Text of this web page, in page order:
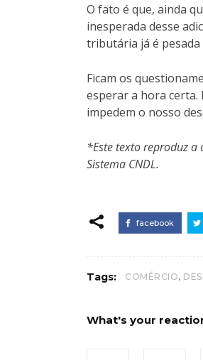
O fato é que, ainda
inesperada desse
tributária já é pesada
Ficam os
esperar a hora certa.
impedem o nosso
*Este texto reproduz a
Sistema CNDL.
facebook
Tags: COMÉRCIO,
What's your